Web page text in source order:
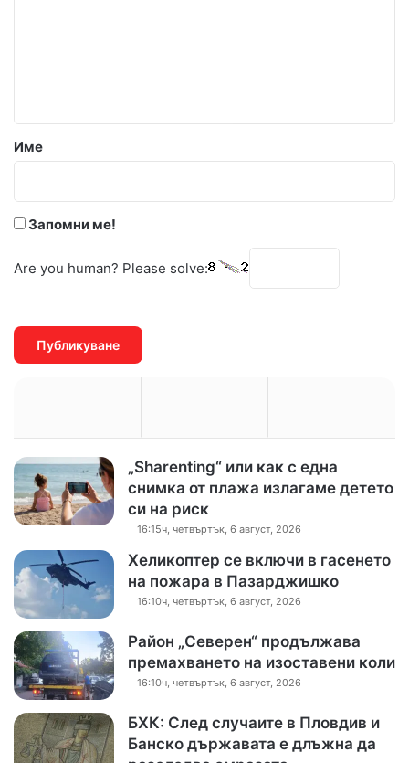
р
:
Име
Запомни ме!
Are you human? Please solve:
„Sharenting“ или как с една
снимка от плажа излагаме детето
си на риск
16:15ч, четвъртък, 6 август, 2026
Хеликоптер се включи в гасенето
на пожара в Пазарджишко
16:10ч, четвъртък, 6 август, 2026
Район „Северен“ продължава
премахването на изоставени коли
16:10ч, четвъртък, 6 август, 2026
БХК: След случаите в Пловдив и
Банско държавата е длъжна да